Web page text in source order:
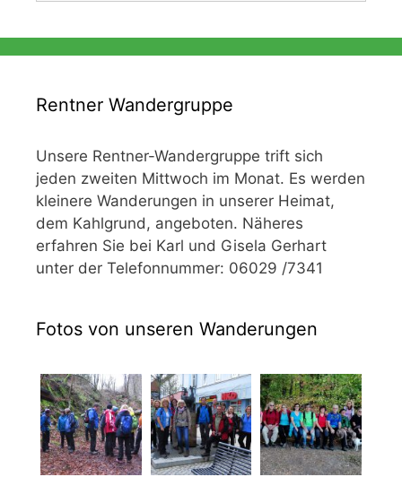
Rentner Wandergruppe
Unsere Rentner-Wandergruppe trift sich
jeden zweiten Mittwoch im Monat. Es werden
kleinere Wanderungen in unserer Heimat,
dem Kahlgrund, angeboten. Näheres
erfahren Sie bei Karl und Gisela Gerhart
unter der Telefonnummer: 06029 /7341
Fotos von unseren Wanderungen